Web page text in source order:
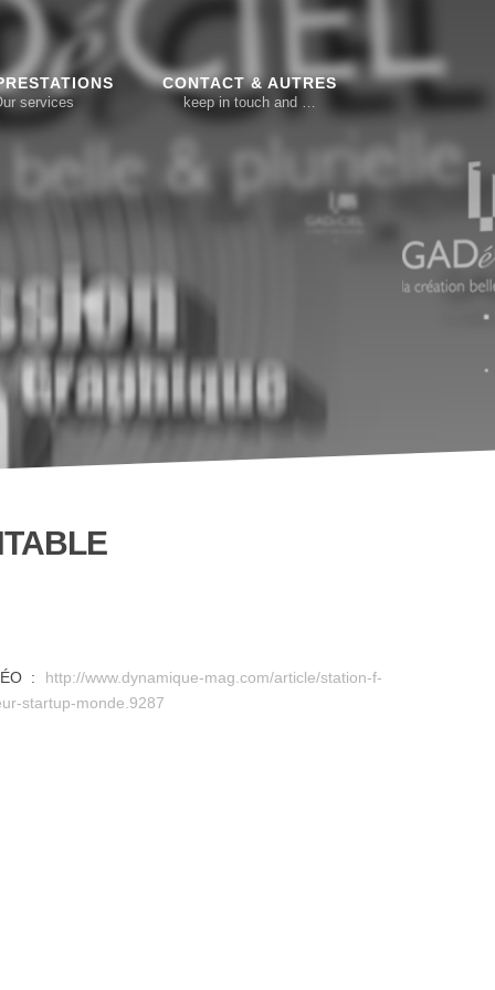
CONTACT & AUTRES
: http://www.dynamique-mag.com/article/station-f-
startup-monde.9287